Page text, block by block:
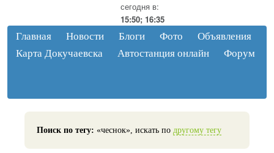
сегодня в:
15:50; 16:35
Главная Новости Блоги Фото
Объявления
Карта Докучаевска
Автостанция онлайн Форум
Поиск по тегу: «чеснок», искать по другому тегу